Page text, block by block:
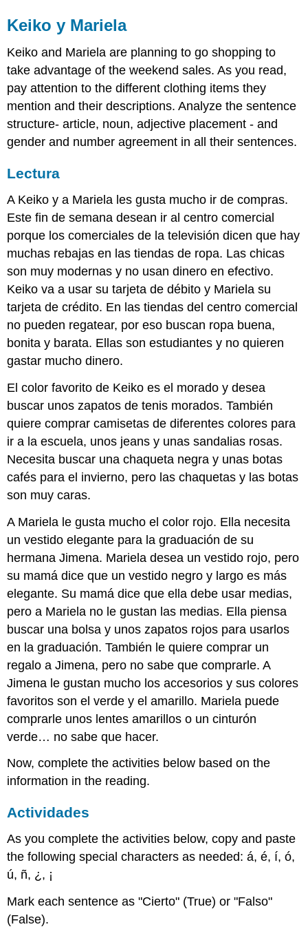
Keiko y Mariela
Keiko and Mariela are planning to go shopping to
take advantage of the weekend sales. As you read,
pay attention to the different clothing items they
mention and their descriptions. Analyze the sentence
structure- article, noun, adjective placement - and
gender and number agreement in all their sentences.
Lectura
A Keiko y a Mariela les gusta mucho ir de compras.
Este fin de semana desean ir al centro comercial
porque los comerciales de la televisión dicen que hay
muchas rebajas en las tiendas de ropa. Las chicas
son muy modernas y no usan dinero en efectivo.
Keiko va a usar su tarjeta de débito y Mariela su
tarjeta de crédito. En las tiendas del centro comercial
no pueden regatear, por eso buscan ropa buena,
bonita y barata. Ellas son estudiantes y no quieren
gastar mucho dinero.
El color favorito de Keiko es el morado y desea
buscar unos zapatos de tenis morados. También
quiere comprar camisetas de diferentes colores para
ir a la escuela, unos jeans y unas sandalias rosas.
Necesita buscar una chaqueta negra y unas botas
cafés para el invierno, pero las chaquetas y las botas
son muy caras.
A Mariela le gusta mucho el color rojo. Ella necesita
un vestido elegante para la graduación de su
hermana Jimena. Mariela desea un vestido rojo, pero
su mamá dice que un vestido negro y largo es más
elegante. Su mamá dice que ella debe usar medias,
pero a Mariela no le gustan las medias. Ella piensa
buscar una bolsa y unos zapatos rojos para usarlos
en la graduación. También le quiere comprar un
regalo a Jimena, pero no sabe que comprarle. A
Jimena le gustan mucho los accesorios y sus colores
favoritos son el verde y el amarillo. Mariela puede
comprarle unos lentes amarillos o un cinturón
verde… no sabe que hacer.
Now, complete the activities below based on the
information in the reading.
Actividades
As you complete the activities below, copy and paste
the following special characters as needed: á, é, í, ó,
ú, ñ, ¿, ¡
Mark each sentence as "Cierto" (True) or "Falso"
(False).